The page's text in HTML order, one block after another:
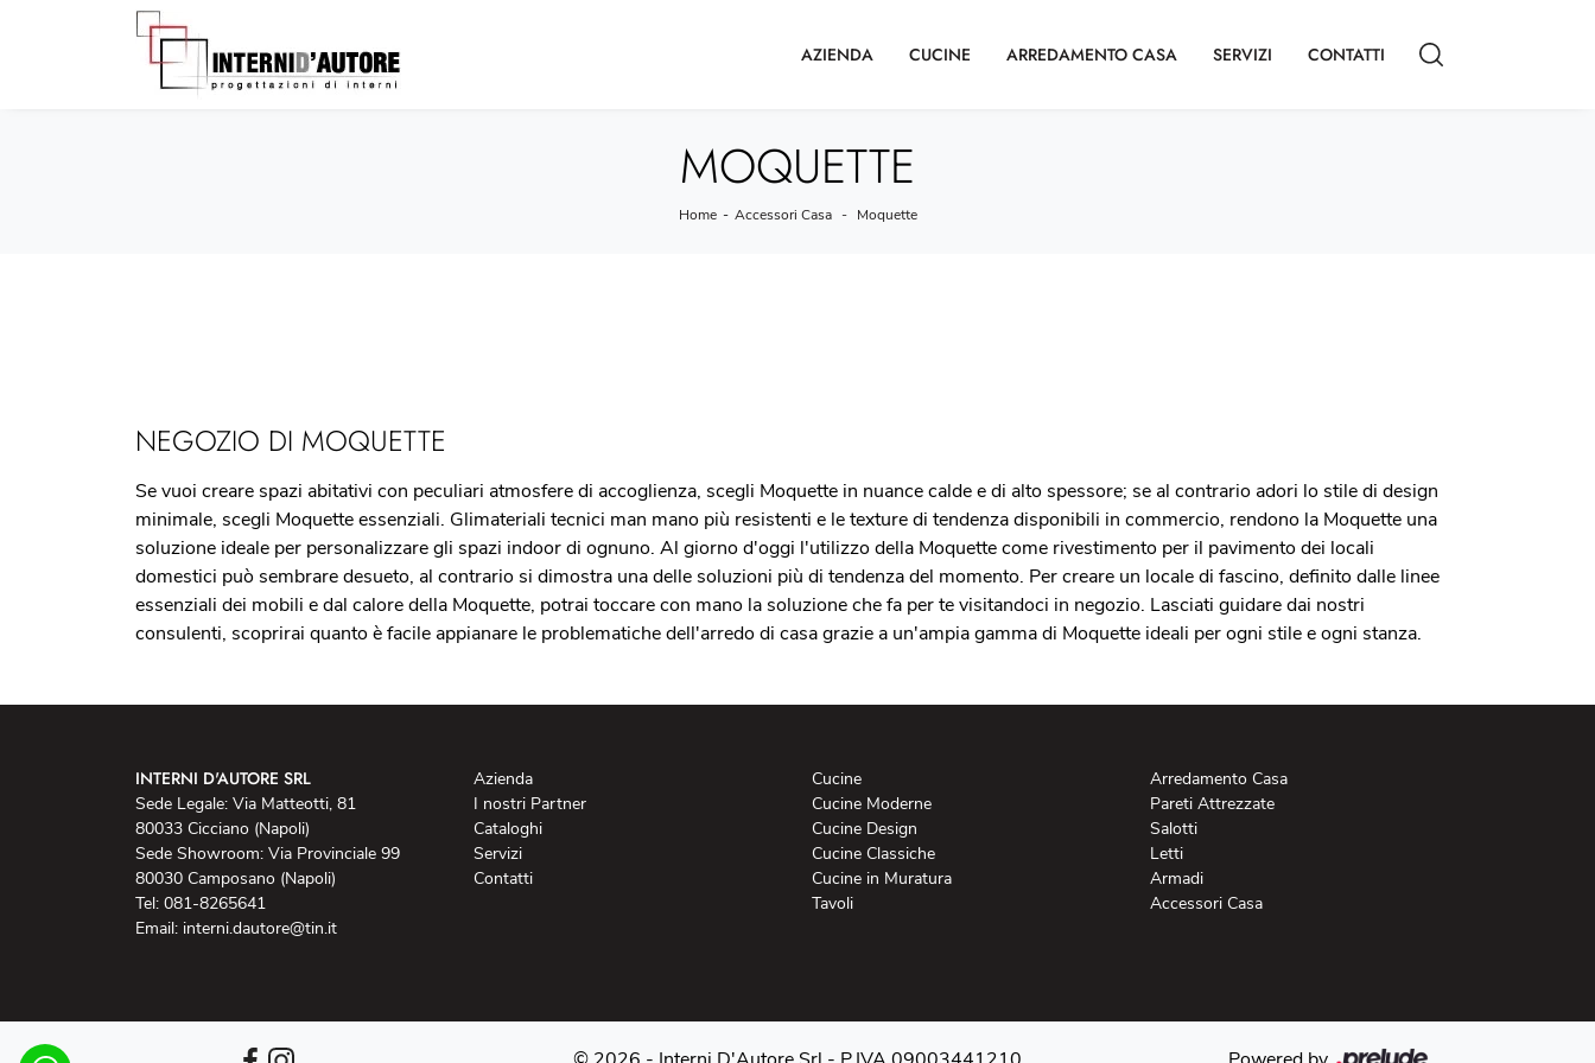
AZIENDA CUCINE ARREDAMENTO CASA SERVIZI CONTATTI
MOQUETTE
Home - Accessori Casa - Moquette
NEGOZIO DI MOQUETTE
Se vuoi creare spazi abitativi con peculiari atmosfere di accoglienza, scegli Moquette in nuance calde e di alto spessore; se al contrario adori lo stile di design
minimale, scegli Moquette essenziali. Glimateriali tecnici man mano più resistenti e le texture di tendenza disponibili in commercio, rendono la Moquette una
soluzione ideale per personalizzare gli spazi indoor di ognuno. Al giorno d'oggi l'utilizzo della Moquette come rivestimento per il pavimento dei locali
domestici può sembrare desueto, al contrario si dimostra una delle soluzioni più di tendenza del momento. Per creare un locale di fascino, definito dalle linee
essenziali dei mobili e dal calore della Moquette, potrai toccare con mano la soluzione che fa per te visitandoci in negozio. Lasciati guidare dai nostri
consulenti, scoprirai quanto è facile appianare le problematiche dell'arredo di casa grazie a un'ampia gamma di Moquette ideali per ogni stile e ogni stanza.
INTERNI D'AUTORE SRL
Sede Legale: Via Matteotti, 81
80033 Cicciano (Napoli)
Sede Showroom: Via Provinciale 99
80030 Camposano (Napoli)
Tel: 081-8265641
Email: interni.dautore@tin.it
Azienda
I nostri Partner
Cataloghi
Servizi
Contatti
Cucine
Cucine Moderne
Cucine Design
Cucine Classiche
Cucine in Muratura
Tavoli
Arredamento Casa
Pareti Attrezzate
Salotti
Letti
Armadi
Accessori Casa